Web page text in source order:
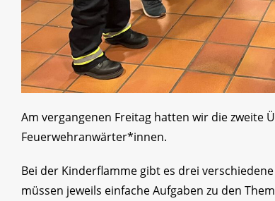
Am vergangenen Freitag hatten wir die zweite
Feuerwehranwärter*innen.
Bei der Kinderflamme gibt es drei
müssen jeweils einfache Aufgaben zu den